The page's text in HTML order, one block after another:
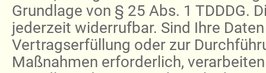
Grundlage von § 25 Abs. 1 TDDDG.
jederzeit widerrufbar. Sind Ihre
Vertragserfüllung oder zur
Maßnahmen erforderlich,